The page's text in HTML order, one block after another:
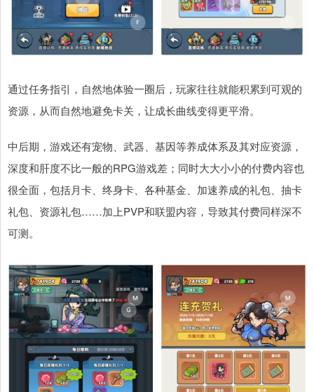
通过任务指引，自然地体验一圈后，玩家往往就能积累到可观的
资源，从而自然地避免卡关，让成长曲线变得更平滑。
中后期，游戏还有宠物、武器、基因等养成体系及其对应资源，
深度和肝度不比一般的RPG游戏差；同时大大小小的付费内容也
很全面，包括月卡、终身卡、各种基金、加速养成的礼包、抽卡
礼包、资源礼包……加上PVP和联盟内容，导致其付费同样深不
可测。